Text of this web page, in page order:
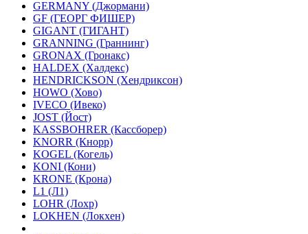
GERMANY (Джормани)
GF (ГЕОРГ ФИШЕР)
GIGANT (ГИГАНТ)
GRANNING (Граннинг)
GRONAX (Гронакс)
HALDEX (Халдекс)
HENDRICKSON (Хендриксон)
HOWO (Хово)
IVECO (Ивеко)
JOST (Йост)
KASSBOHRER (Касcборер)
KNORR (Кнорр)
KOGEL (Когель)
KONI (Кони)
KRONE (Крона)
L1 (Л1)
LOHR (Лохр)
LOKHEN (Локхен)